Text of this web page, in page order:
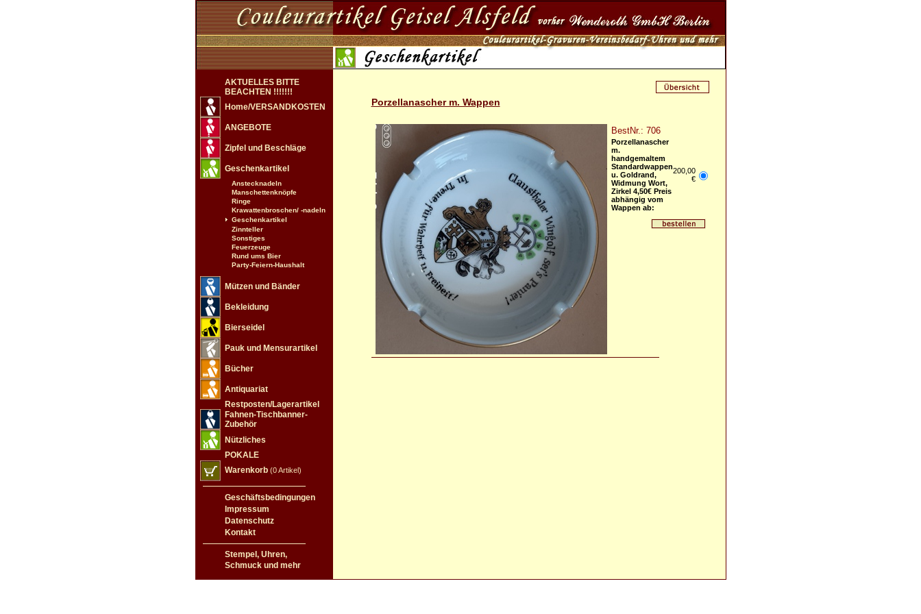
AKTUELLES BITTE
BEACHTEN !!!!!!!
Home/VERSANDKOSTEN
ANGEBOTE
Zipfel und Beschläge
Geschenkartikel
Anstecknadeln
Manschettenknöpfe
Ringe
Krawattenbroschen/ -nadeln
Geschenkartikel
Zinnteller
Sonstiges
Feuerzeuge
Rund ums Bier
Party-Feiern-Haushalt
Mützen und Bänder
Bekleidung
Bierseidel
Pauk und Mensurartikel
Bücher
Antiquariat
Restposten/Lagerartikel
Fahnen-Tischbanner-
Zubehör
Nützliches
POKALE
Warenkorb (0 Artikel)
Geschäftsbedingungen
Impressum
Datenschutz
Kontakt
Stempel, Uhren,
Schmuck und mehr
Porzellanascher m. Wappen
BestNr.: 706
Porzellanascher
m.
handgemaltem
Standardwappen
u. Goldrand,
Widmung Wort,
Zirkel 4,50€ Preis
abhängig vom
Wappen ab:
200,00
€